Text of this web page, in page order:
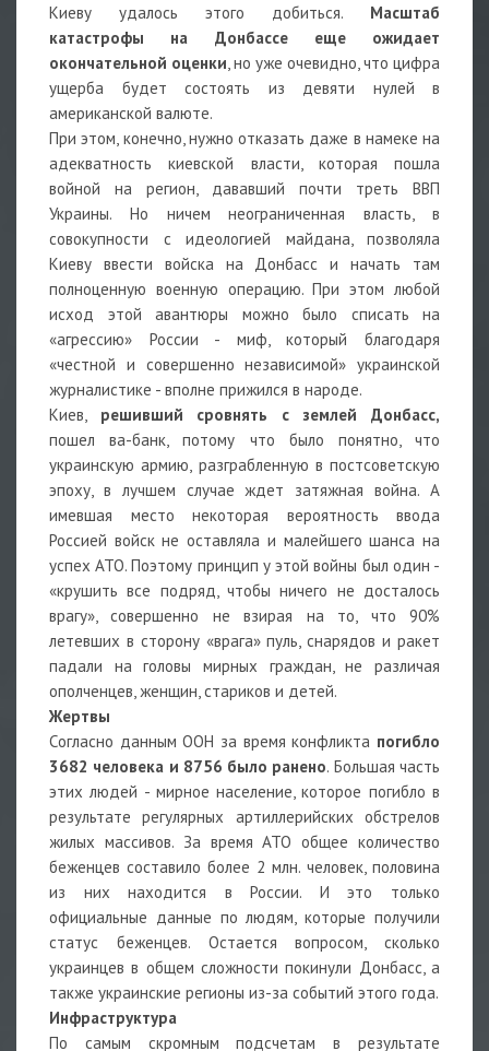
Киеву удалось этого добиться. Масштаб
катастрофы на Донбассе еще ожидает
окончательной оценки, но уже очевидно, что цифра
ущерба будет состоять из девяти нулей в
американской валюте.
При этом, конечно, нужно отказать даже в намеке на
адекватность киевской власти, которая пошла
войной на регион, дававший почти треть ВВП
Украины. Но ничем неограниченная власть, в
совокупности с идеологией майдана, позволяла
Киеву ввести войска на Донбасс и начать там
полноценную военную операцию. При этом любой
исход этой авантюры можно было списать на
«агрессию» России - миф, который благодаря
«честной и совершенно независимой» украинской
журналистике - вполне прижился в народе.
Киев, решивший сровнять с землей Донбасс,
пошел ва-банк, потому что было понятно, что
украинскую армию, разграбленную в постсоветскую
эпоху, в лучшем случае ждет затяжная война. А
имевшая место некоторая вероятность ввода
Россией войск не оставляла и малейшего шанса на
успех АТО. Поэтому принцип у этой войны был один -
«крушить все подряд, чтобы ничего не досталось
врагу», совершенно не взирая на то, что 90%
летевших в сторону «врага» пуль, снарядов и ракет
падали на головы мирных граждан, не различая
ополченцев, женщин, стариков и детей.
Жертвы
Согласно данным ООН за время конфликта погибло
3682 человека и 8756 было ранено. Большая часть
этих людей - мирное население, которое погибло в
результате регулярных артиллерийских обстрелов
жилых массивов. За время АТО общее количество
беженцев составило более 2 млн. человек, половина
из них находится в России. И это только
официальные данные по людям, которые получили
статус беженцев. Остается вопросом, сколько
украинцев в общем сложности покинули Донбасс, а
также украинские регионы из-за событий этого года.
Инфраструктура
По самым скромным подсчетам в результате